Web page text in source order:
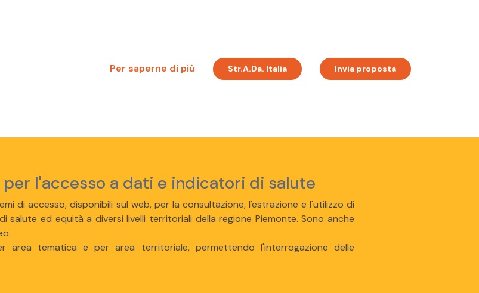
Per saperne di più Str.A.Da. Italia Invia proposta
l'accesso a dati e indicatori di salute
di accesso, disponibili sul web, per la consultazione, l'estrazione e l'utilizzo di
ed equità a diversi livelli territoriali della regione Piemonte. Sono anche
area tematica e per area territoriale, permettendo l'interrogazione delle